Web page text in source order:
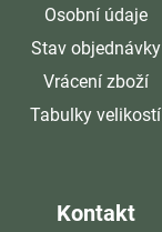
Osobní údaje
Stav objednávky
Vrácení zboží
Tabulky velikostí
Kontakt